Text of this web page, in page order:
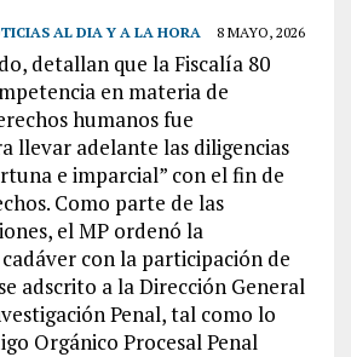
AL DIA Y A LA HORA 8 MAYO, 2026
detallan que la Fiscalía 80
en materia de
humanos fue
llevar adelante las diligencias
e imparcial” con el fin de
Como parte de las
el MP ordenó la
con la participación de
adscrito a la Dirección General
Penal, tal como lo
Orgánico Procesal Penal